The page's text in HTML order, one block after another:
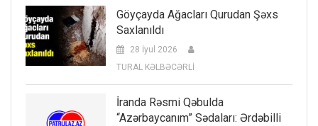
Göyçayda Ağacları Qurudan Şəxs
Saxlanıldı
28 İyul 2026
TURAL KƏLBƏCƏRLİ
İranda Rəsmi Qəbulda
“Azərbaycanım” Sədaları: Ərdəbilli